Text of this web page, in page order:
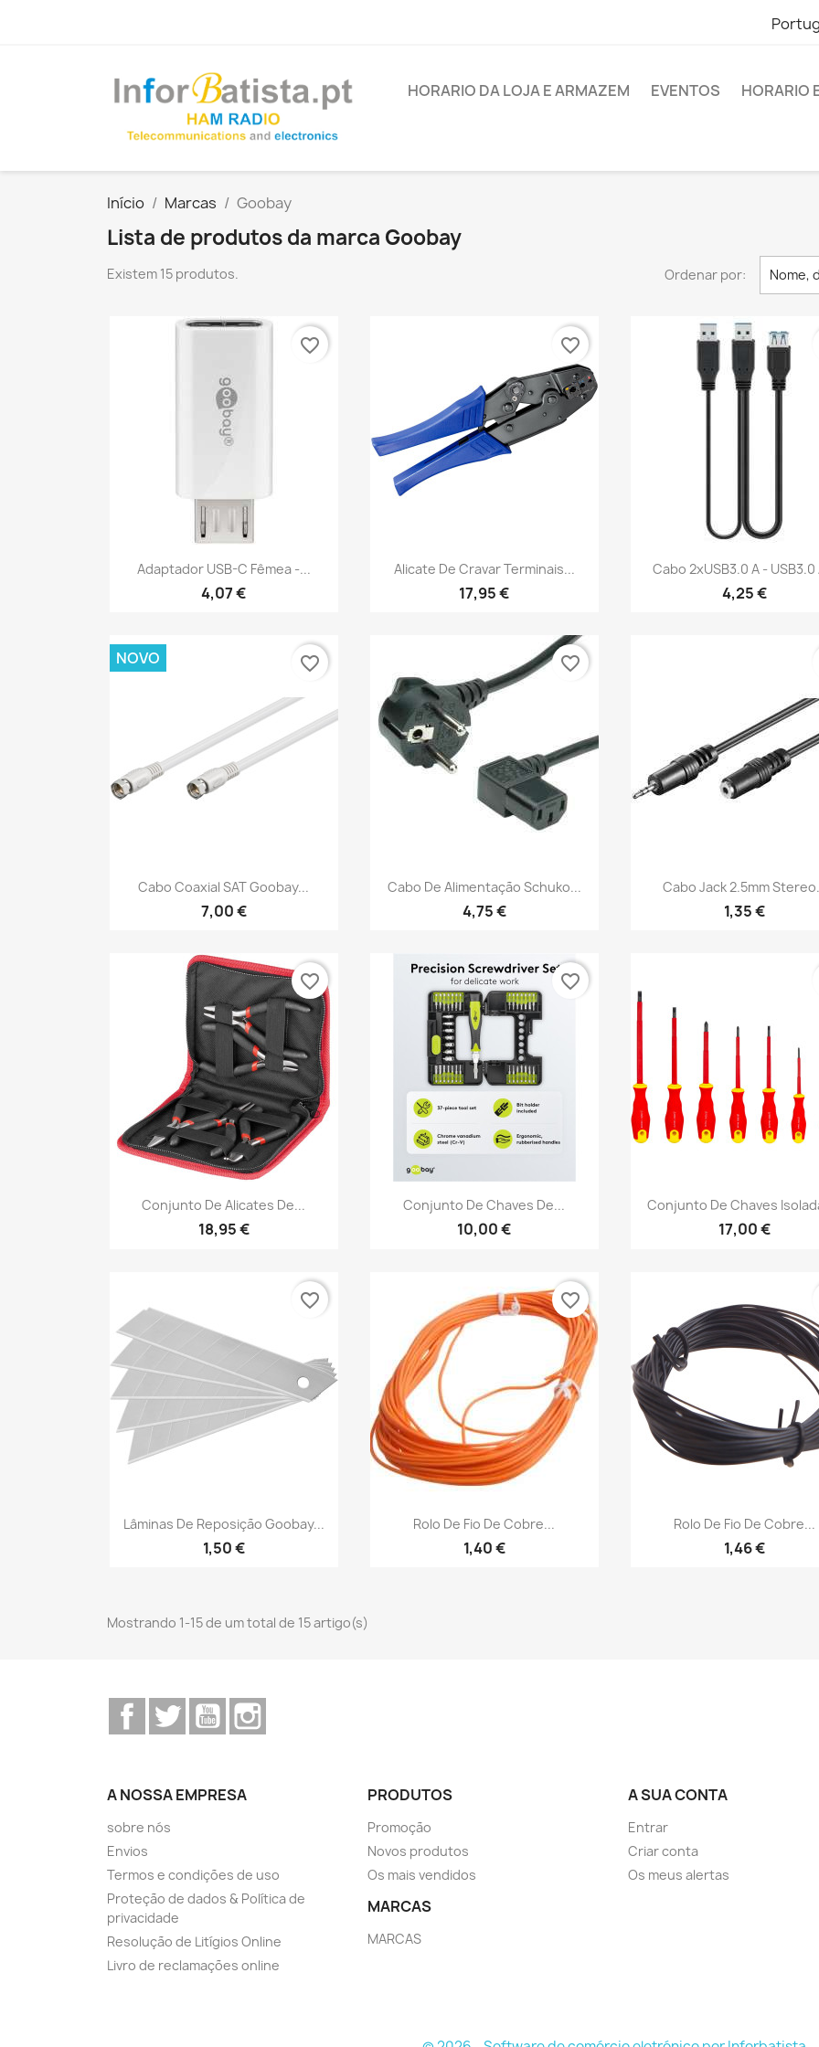
HORARIO DA LOJA E ARMAZEM EVENTOS HORARIO
Início Marcas Goobay
Lista de produtos da marca Goobay
Existem 15 produtos. Ordenar por: Nome,
Vista rápida
Adaptador USB-C Fêmea -...
4,07 €
favorite_border
Vista rápida
Alicate De Cravar Terminais...
17,95 €
favorite_border
Vista rápida
Cabo 2xUSB3.0 A - USB3.0
4,25 €
Vista rápida
Cabo Coaxial SAT Goobay...
7,00 €
NOVO favorite_border
Vista rápida
Cabo De Alimentação Schuko...
4,75 €
favorite_border
Vista rápida
Cabo Jack 2.5mm
1,35 €
Vista rápida
Conjunto De Alicates De...
18,95 €
favorite_border
Vista rápida
Conjunto De Chaves De...
10,00 €
favorite_border
Vista rápida
Conjunto De Chaves
17,00 €
Vista rápida
Lâminas De Reposição Goobay...
1,50 €
favorite_border
Vista rápida
Rolo De Fio De Cobre...
1,40 €
favorite_border
Vista rápida
Rolo De Fio De Cobre...
1,46 €
Mostrando 1-15 de um total de 15 artigo(s)
FacebookTwitterYouTube
A NOSSA EMPRESA
sobre nós
Envios
Termos e condições de uso
Proteção de dados & Política de
privacidade
Resolução de Litígios Online
Livro de reclamações online
PRODUTOS
Promoção
Novos produtos
Os mais vendidos
MARCAS
MARCAS
A SUA CONTA
Entrar
Criar conta
Os meus alertas